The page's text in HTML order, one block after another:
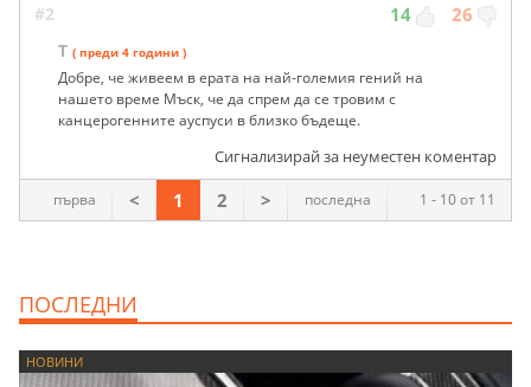
#2 14 26
T ( преди 4 години )
Добре, че живеем в ерата на най-големия гений на
нашето време Мъск, че да спрем да се тровим с
канцерогенните ауспуси в близко бъдеще.
Сигнализирай за неуместен коментар
1 - 10 от 11
първа < 1 2 > последна
ПОСЛЕДНИ
НОВИНИ